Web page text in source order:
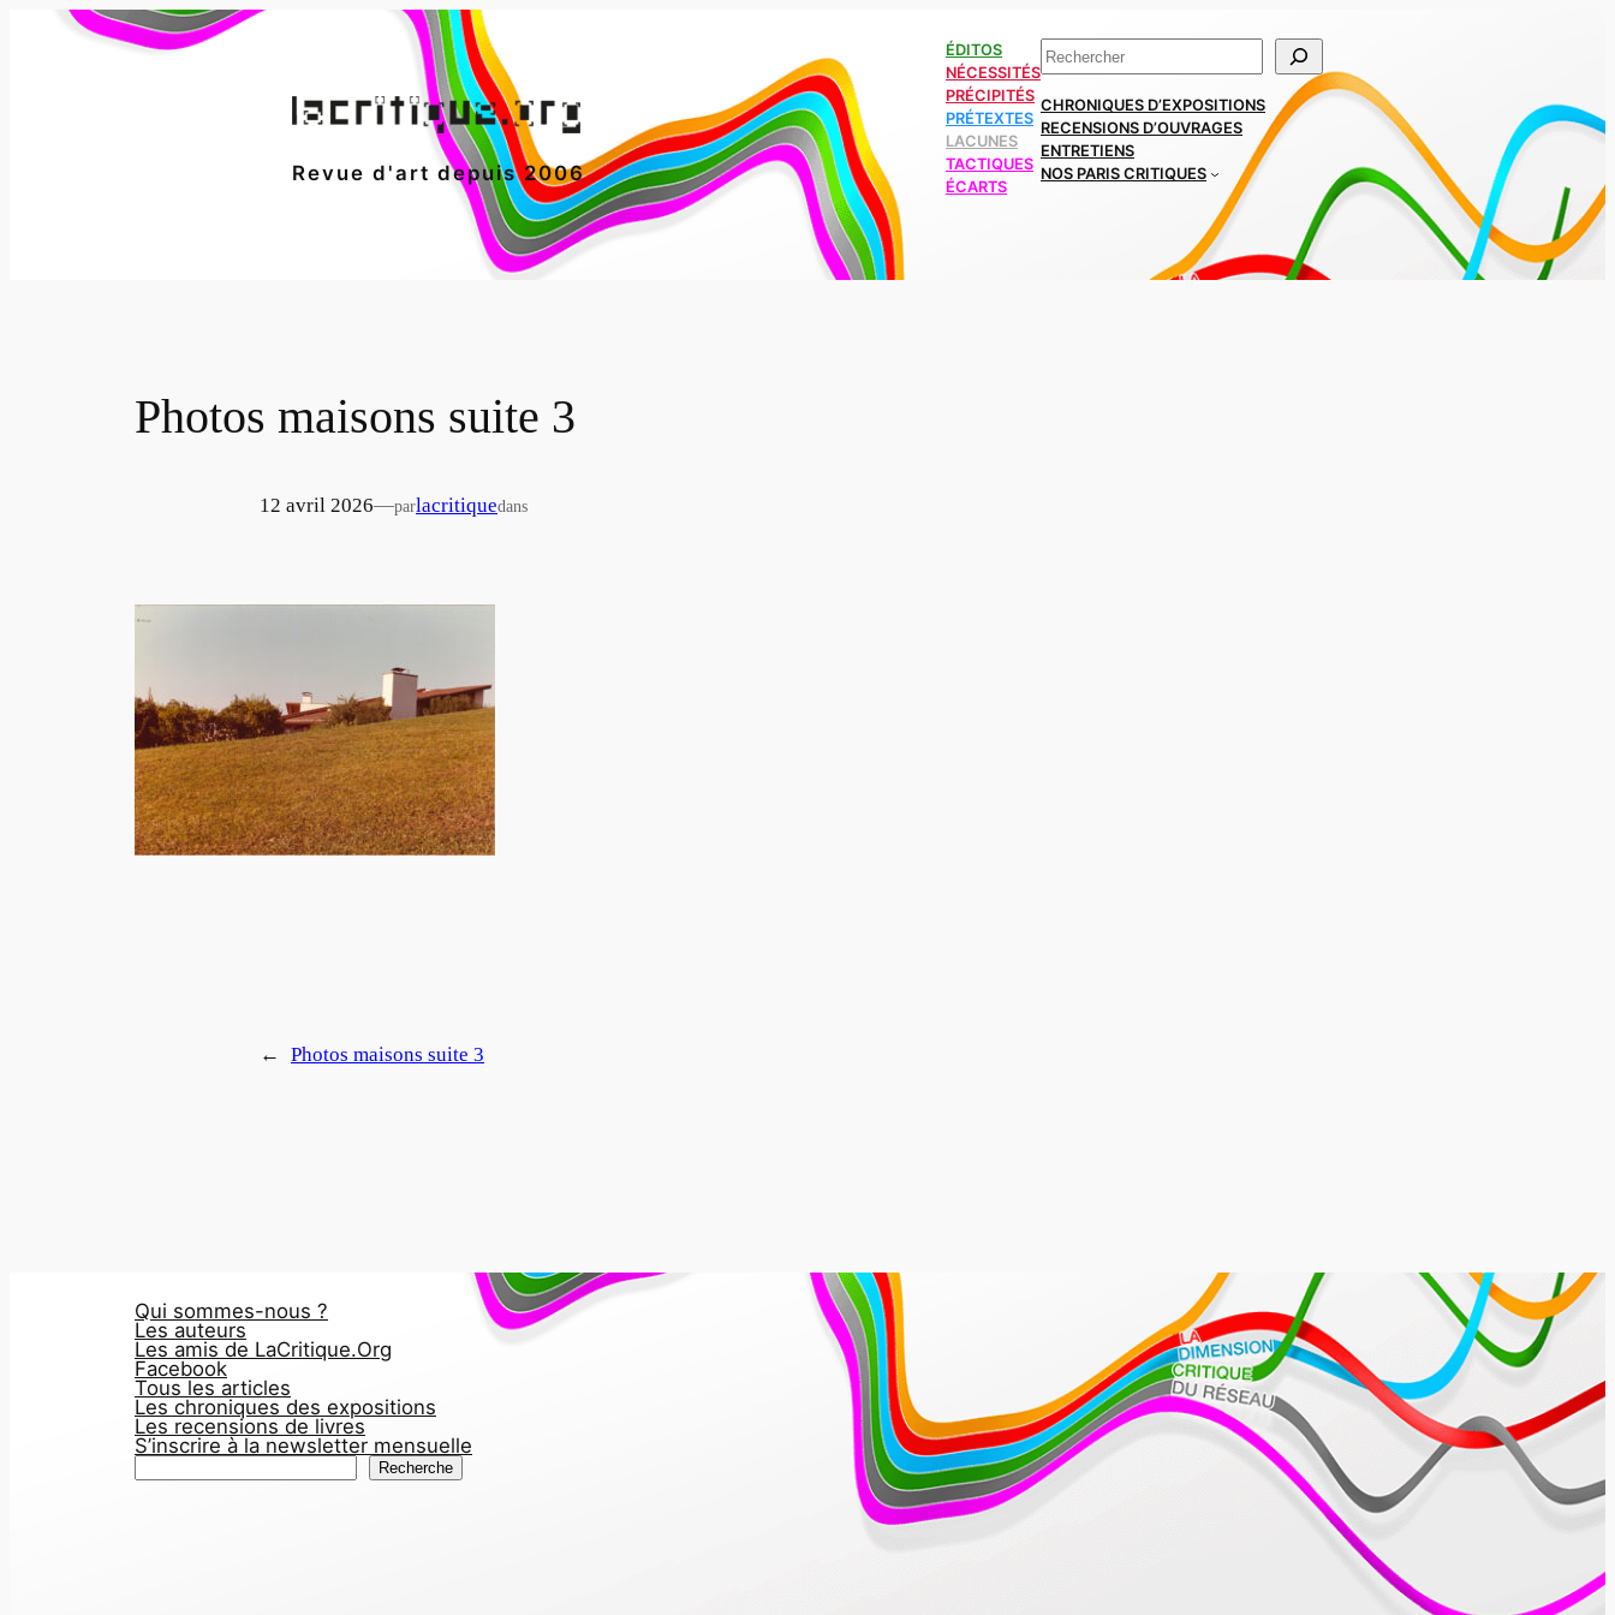
Revue d'art depuis 2006
ÉDITOS
NÉCESSITÉS
PRÉCIPITÉS
PRÉTEXTES
LACUNES
TACTIQUES
ÉCARTS
Rechercher
CHRONIQUES D’EXPOSITIONS
RECENSIONS D’OUVRAGES
ENTRETIENS
NOS PARIS CRITIQUES
Photos maisons suite 3
12 avril 2026—parlacritiquedans
← Photos maisons suite 3
Qui sommes-nous ?
Les auteurs
Les amis de LaCritique.Org
Facebook
Tous les articles
Les chroniques des expositions
Les recensions de livres
S’inscrire à la newsletter mensuelle
Recherche